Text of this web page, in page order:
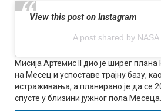
View this post on Instagram
A post shared by
Мисија Артемис II дио је ширег
на Месец и успоставе трајну базу,
истраживања, а планирано је да се
спусте у близини јужног пола Месеца.